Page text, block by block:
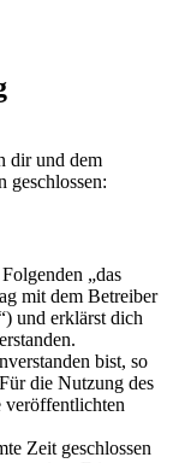
dir und dem
geschlossen:
„das
mit dem Betreiber
und erklärst dich
bist, so
die Nutzung des
veröffentlichten
Zeit geschlossen